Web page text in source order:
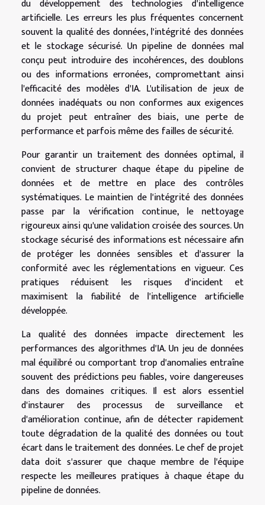
du développement des technologies d'intelligence
artificielle. Les erreurs les plus fréquentes concernent
souvent la qualité des données, l'intégrité des données
et le stockage sécurisé. Un pipeline de données mal
conçu peut introduire des incohérences, des doublons
ou des informations erronées, compromettant ainsi
l'efficacité des modèles d'IA. L'utilisation de jeux de
données inadéquats ou non conformes aux exigences
du projet peut entraîner des biais, une perte de
performance et parfois même des failles de sécurité.
Pour garantir un traitement des données optimal, il
convient de structurer chaque étape du pipeline de
données et de mettre en place des contrôles
systématiques. Le maintien de l'intégrité des données
passe par la vérification continue, le nettoyage
rigoureux ainsi qu'une validation croisée des sources. Un
stockage sécurisé des informations est nécessaire afin
de protéger les données sensibles et d'assurer la
conformité avec les réglementations en vigueur. Ces
pratiques réduisent les risques d'incident et
maximisent la fiabilité de l'intelligence artificielle
développée.
La qualité des données impacte directement les
performances des algorithmes d'IA. Un jeu de données
mal équilibré ou comportant trop d'anomalies entraîne
souvent des prédictions peu fiables, voire dangereuses
dans des domaines critiques. Il est alors essentiel
d'instaurer des processus de surveillance et
d'amélioration continue, afin de détecter rapidement
toute dégradation de la qualité des données ou tout
écart dans le traitement des données. Le chef de projet
data doit s'assurer que chaque membre de l'équipe
respecte les meilleures pratiques à chaque étape du
pipeline de données.